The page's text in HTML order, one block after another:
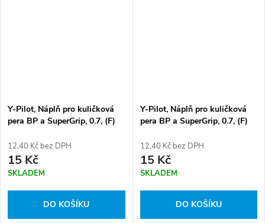
Y-Pilot, Náplň pro kuličková
pera BP a SuperGrip, 0.7, (F)
12,40 Kč bez DPH
15 Kč
SKLADEM
DO KOŠÍKU
Y-Pilot, Náplň pro kuličková
pera BP a SuperGrip, 0.7, (F)
12,40 Kč bez DPH
15 Kč
SKLADEM
DO KOŠÍKU